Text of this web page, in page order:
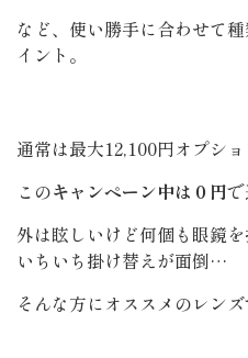
など、使い勝手に合わせて
イント。
通常は最大12,100円オプシ
このキャンペーン中は０円
外は眩しいけど何個も眼鏡
いちいち掛け替えが面倒…
そんな方にオススメのレンズ